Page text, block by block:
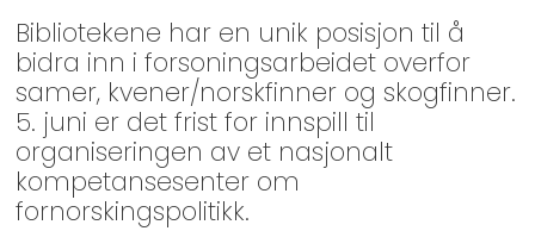
Bibliotekene har en unik posisjon til å
bidra inn i forsoningsarbeidet overfor
samer, kvener/norskfinner og skogfinner.
5. juni er det frist for innspill til
organiseringen av et nasjonalt
kompetansesenter om
fornorskingspolitikk.